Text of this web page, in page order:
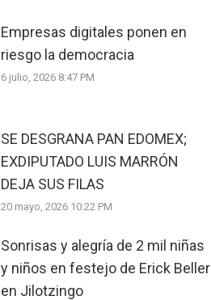
Empresas digitales ponen en
riesgo la democracia
6 julio, 2026 8:47 PM
SE DESGRANA PAN EDOMEX;
EXDIPUTADO LUIS MARRÓN
DEJA SUS FILAS
20 mayo, 2026 10:22 PM
Sonrisas y alegría de 2 mil niñas
y niños en festejo de Erick Beller
en Jilotzingo